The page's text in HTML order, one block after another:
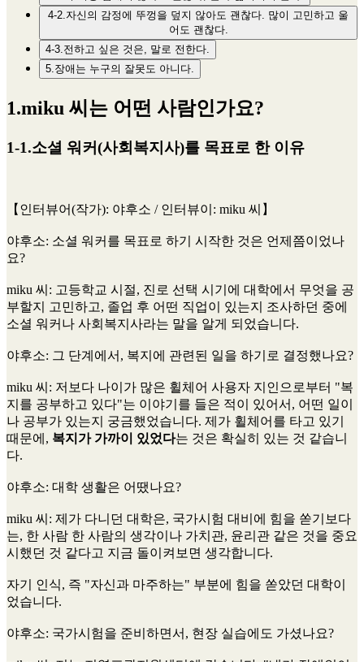
4-2.자신의 감정에 뚜껑을 덮지 않아도 괜찮다. 많이 고민하고 울
어도 괜찮다.
4-3.전하고 싶은 것은, 말로 전한다.
5.장애는 누구의 잘못도 아니다.
1.miku 씨는 어떤 사람인가요?
1-1.소셜 워커(사회복지사)를 목표로 한 이유
【인터뷰어(작가): 야후소 / 인터뷰이: miku 씨 】
야후소: 소셜 워커를 목표로 하기 시작한 것은 언제쯤이었나
요?
miku 씨 : 고등학교 시절, 진로 선택 시기에 대학에서 무엇을 공
부할지 고민하고, 졸업 후 어떤 직업이 있는지 조사하던 중에
소셜 워커나 사회복지사라는 말을 알게 되었습니다.
야후소: 그 단계에서, 복지에 관련된 일을 하기로 결정했나요?
miku 씨 : 저보다 나이가 많은 휠체어 사용자 지인으로부터 "복
지를 공부하고 있다"는 이야기를 들은 적이 있어서, 어떤 일이
나 공부가 있는지 궁금했었습니다. 제가 휠체어를 타고 있기
때문에, 복지가 가까이 있었다는 것은 확실히 있는 것 같습니
다.
야후소: 대학 생활은 어땠나요?
miku 씨 : 제가 다니던 대학은, 국가시험 대비에 힘을 쏟기보다
는, 한 사람 한 사람의 생각이나 가치관, 윤리관 같은 것을 중요
시했던 것 같다고 지금 돌이켜보면 생각합니다.
자기 인식, 즉 "자신과 마주하는" 부분에 힘을 쏟았던 대학이
었습니다.
야후소: 국가시험을 준비하면서, 현장 실습에도 가셨나요?